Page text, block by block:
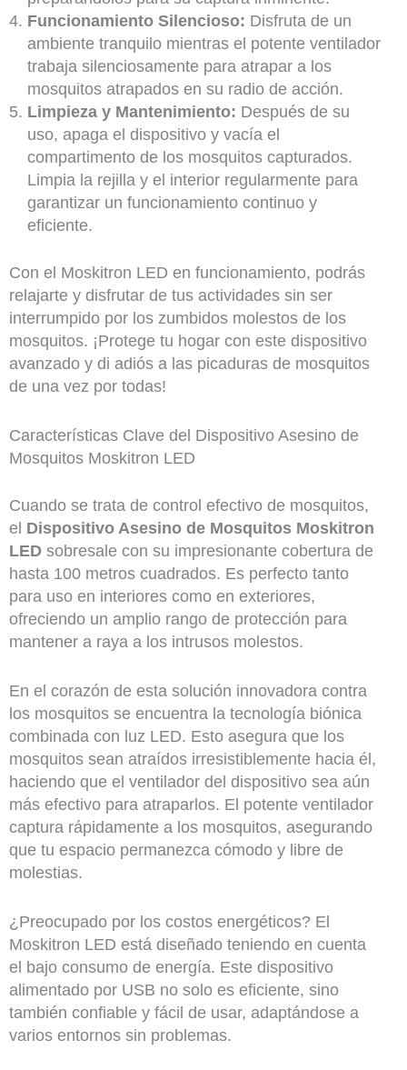
Funcionamiento Silencioso: Disfruta de un
ambiente tranquilo mientras el potente ventilador
trabaja silenciosamente para atrapar a los
mosquitos atrapados en su radio de acción.
Limpieza y Mantenimiento: Después de su
uso, apaga el dispositivo y vacía el
compartimento de los mosquitos capturados.
Limpia la rejilla y el interior regularmente para
garantizar un funcionamiento continuo y
eficiente.
Con el Moskitron LED en funcionamiento, podrás
relajarte y disfrutar de tus actividades sin ser
interrumpido por los zumbidos molestos de los
mosquitos. ¡Protege tu hogar con este dispositivo
avanzado y di adiós a las picaduras de mosquitos
de una vez por todas!
Características Clave del Dispositivo Asesino de
Mosquitos Moskitron LED
Cuando se trata de control efectivo de mosquitos,
el Dispositivo Asesino de Mosquitos Moskitron
LEDsobresale con su impresionante cobertura de
hasta 100 metros cuadrados. Es perfecto tanto
para uso en interiores como en exteriores,
ofreciendo un amplio rango de protección para
mantener a raya a los intrusos molestos.
En el corazón de esta solución innovadora contra
los mosquitos se encuentra la tecnología biónica
combinada con luz LED. Esto asegura que los
mosquitos sean atraídos irresistiblemente hacia él,
haciendo que el ventilador del dispositivo sea aún
más efectivo para atraparlos. El potente ventilador
captura rápidamente a los mosquitos, asegurando
que tu espacio permanezca cómodo y libre de
molestias.
¿Preocupado por los costos energéticos? El
Moskitron LED está diseñado teniendo en cuenta
el bajo consumo de energía. Este dispositivo
alimentado por USB no solo es eficiente, sino
también confiable y fácil de usar, adaptándose a
varios entornos sin problemas.